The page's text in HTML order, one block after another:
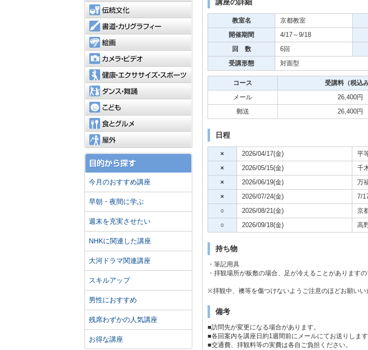
講座の詳細
教室名 京都教室
開催期間 4/17～9/18
回 数 6回
受講形態 対面型
コース 受講料（税込み
メール 26,400円
郵送 26,400円
日程
× 2026/04/17(金) 平
× 2026/05/15(金) 千
× 2026/06/19(金) 万
× 2026/07/24(金) 7/
○ 2026/08/21(金) 京
○ 2026/09/18(金) 高
持ち物
・筆記用具
・拝観場所が板敷の場合、足が冷えることがあります
※拝観中、襖等を傷つけないようご注意のほどお願いい
備考
■訪問先が変更になる場合があります。
■各回案内を講座日約1週間前にメールにてお送りしま
■交通費、拝観料等の実費は各自ご負担ください。
伝統文化
書道・カリグラフィー
カメラ・ビデオ
健康・エクササイズ・スポーツ
こども
食とグルメ
今月のおすすめ講座
早朝・夜間に学ぶ
週末を充実させたい
NHKに関連した講座
大河ドラマ関連講座
スキルアップ
男性におすすめ
残席わずかの人気講座
お得な講座